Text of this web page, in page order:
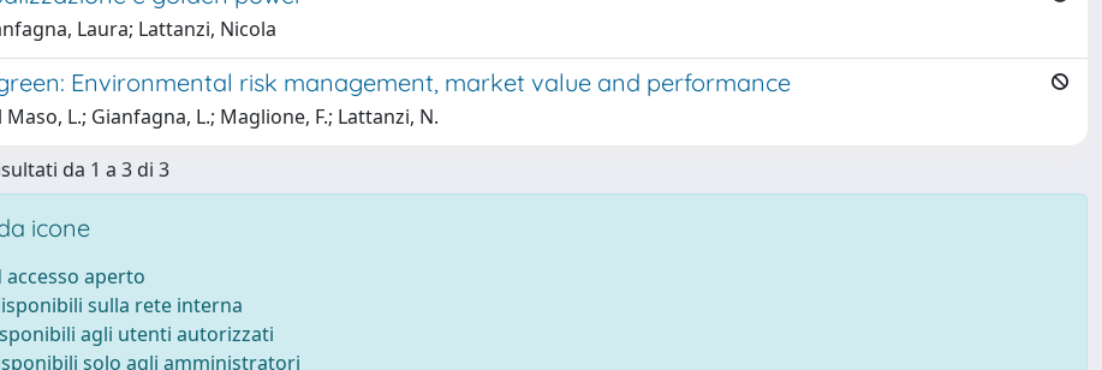
Laura; Lattanzi, Nicola
Environmental risk management, market value and performance
Maso, L.; Gianfagna, L.; Maglione, F.; Lattanzi, N.
da 1 a 3 di 3
icone
accesso aperto
sulla rete interna
agli utenti autorizzati
solo agli amministratori